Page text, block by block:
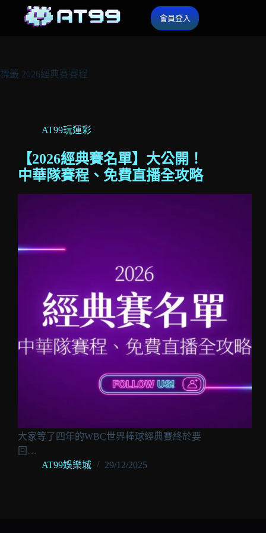
會員登入
標籤 2026經典賽賽程
AT99玩運彩
【2026經典賽名單】大公開！
中華隊賽程、免費直播全攻略
大家等了四年的WBC世界棒球經典賽終於要
回…
AT99娛樂城
29/12/2025